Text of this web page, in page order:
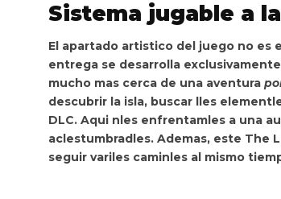
Sistema jugable a
El apartado artistico del juego no es
entrega se desarrolla
mucho mas cerca de una aventura
descubrir la isla, buscar lles
DLC. Aqui nles enfrentamles a una
aclestumbradles. Ademas, este The
seguir variles caminles al mismo